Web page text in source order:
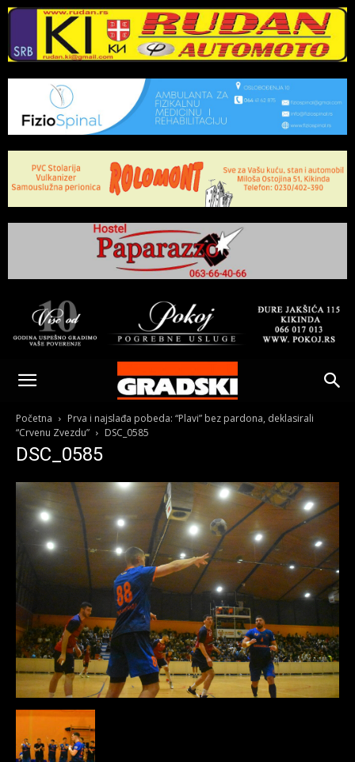
Gradski
Online
Kikinda
Početna
Prva i najslađa pobeda: “Plavi” bez pardona, deklasirali
“Crvenu Zvezdu”
DSC_0585
DSC_0585